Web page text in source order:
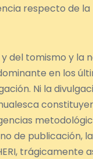
respecto de la
del tomismo y la
en los
Ni la
de publicación,
trágicamente